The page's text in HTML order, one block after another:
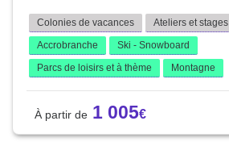
Colonies de vacances
Ateliers et stages
Accrobranche
Ski - Snowboard
Parcs de loisirs et à thème
Montagne
1 005